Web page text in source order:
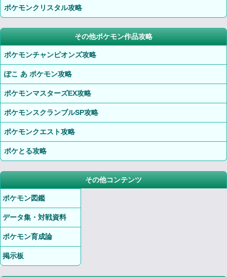
ポケモンクリスタル攻略
その他ポケモン作品攻略
ポケモンチャンピオンズ攻略
ぽこ あ ポケモン攻略
ポケモンマスターズEX攻略
ポケモンスクランブルSP攻略
ポケモンクエスト攻略
ポケとる攻略
その他コンテンツ
ポケモン図鑑
データ集・対戦資料
ポケモン育成論
掲示板